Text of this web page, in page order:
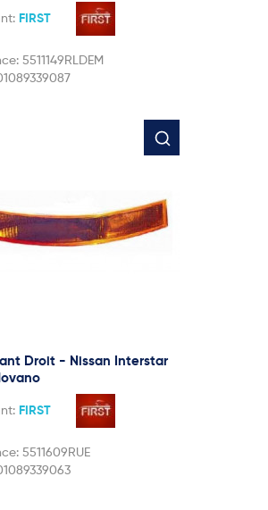
FIRST
5511149RLDEM
Droit - Nissan Interstar
FIRST
5511609RUE